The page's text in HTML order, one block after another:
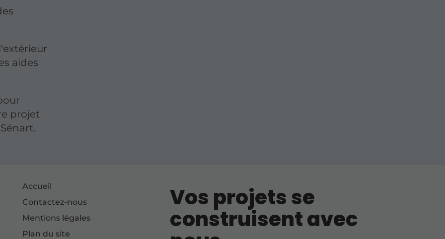
aides
projet
Accueil
Contactez-nous
Mentions légales
Plan du site
Vos projets se
construisent avec